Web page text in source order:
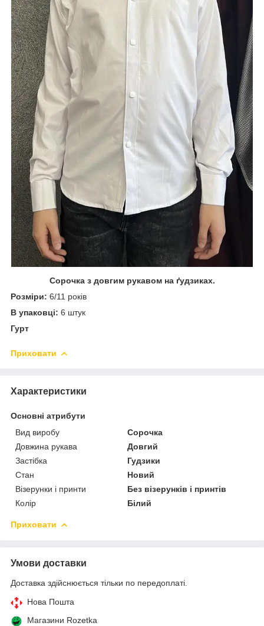
Сорочка з довгим рукавом на ґудзиках.
Розміри: 6/11 років
В упаковці: 6 штук
Гурт
Приховати
Характеристики
Основні атрибути
Вид виробу
Сорочка
Довжина рукава
Довгий
Застібка
Гудзики
Стан
Новий
Візерунки і принти
Без візерунків і принтів
Колір
Білий
Приховати
Умови доставки
Доставка здійснюється тільки по передоплаті.
Нова Пошта
Магазини Rozetka